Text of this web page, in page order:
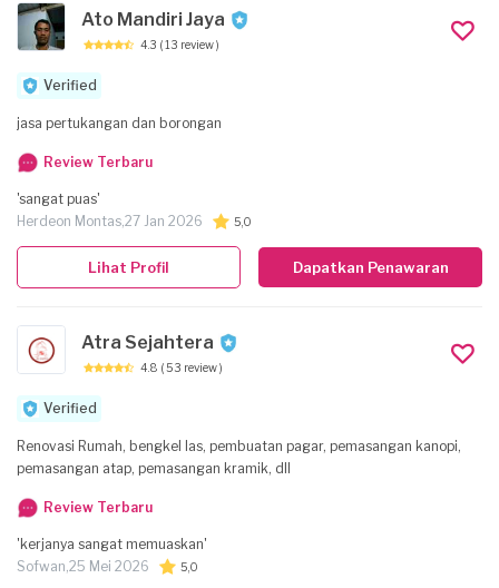
Ato Mandiri Jaya
4.3 ( 13 review )
Verified
jasa pertukangan dan borongan
Review Terbaru
'sangat puas'
Herdeon Montas,27 Jan 2026 5,0
Dapatkan Penawaran
Lihat Profil
Atra Sejahtera
4.8 ( 53 review )
Verified
Renovasi Rumah, bengkel las, pembuatan pagar, pemasangan kanopi,
pemasangan atap, pemasangan kramik, dll
Review Terbaru
'kerjanya sangat memuaskan'
Sofwan,25 Mei 2026 5,0